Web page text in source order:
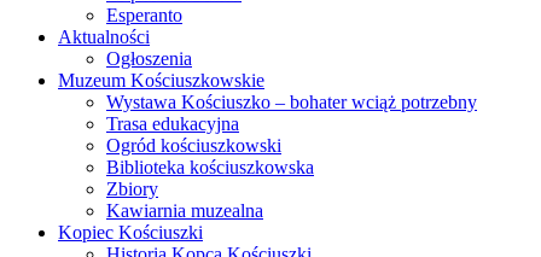
Esperanto
Aktualności
Ogłoszenia
Muzeum Kościuszkowskie
Wystawa Kościuszko – bohater wciąż potrzebny
Trasa edukacyjna
Ogród kościuszkowski
Biblioteka kościuszkowska
Zbiory
Kawiarnia muzealna
Kopiec Kościuszki